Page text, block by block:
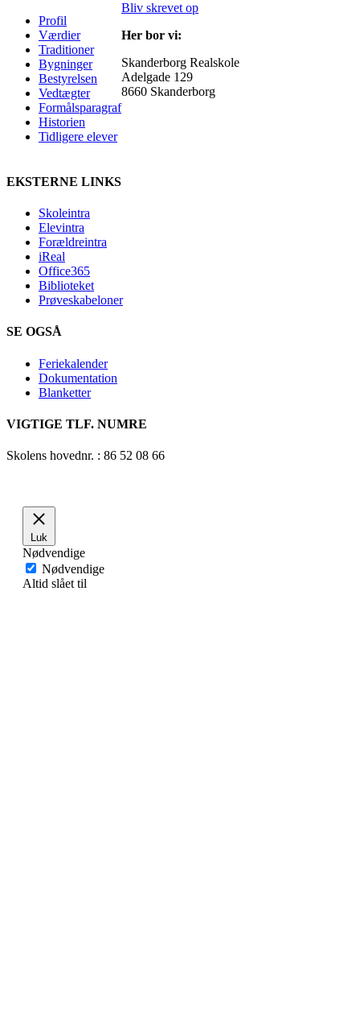
Profil
Værdier
Traditioner
Bygninger
Bestyrelsen
Vedtægter
Formålsparagraf
Historien
Tidligere elever
Bliv skrevet op
Her bor vi:
Skanderborg Realskole
Adelgade 129
8660 Skanderborg
EKSTERNE LINKS
Skoleintra
Elevintra
Forældreintra
iReal
Office365
Biblioteket
Prøveskabeloner
SE OGSÅ
Feriekalender
Dokumentation
Blanketter
VIGTIGE TLF. NUMRE
Skolens hovednr. : 86 52 08 66
Luk
Nødvendige
Nødvendige
Altid slået til